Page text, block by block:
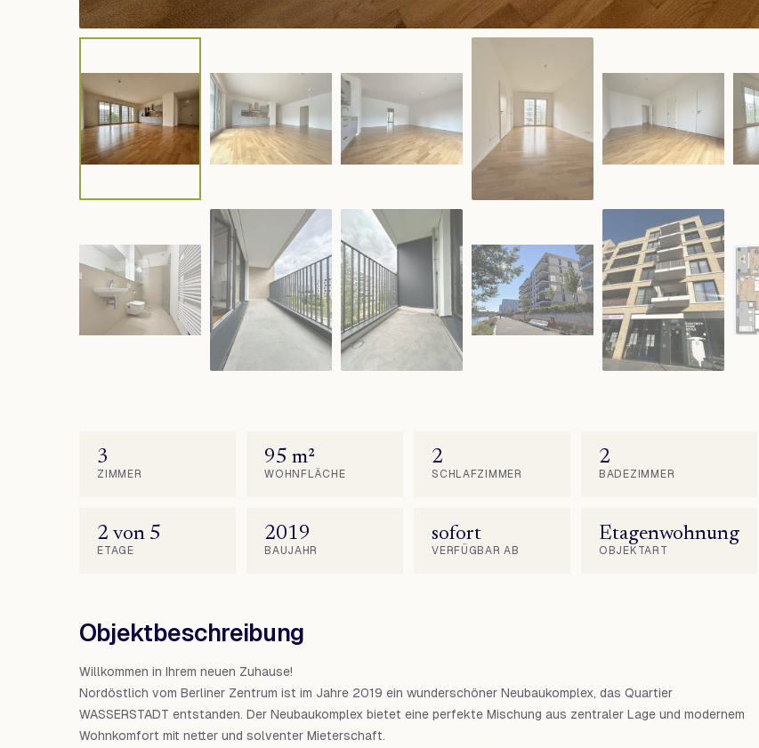
3
ZIMMER
95 m²
WOHNFLÄCHE
2
SCHLAFZIMMER
2
BADEZIMMER
2 von 5
ETAGE
2019
BAUJAHR
sofort
VERFÜGBAR AB
Etagenwohnung
OBJEKTART
Objektbeschreibung
Willkommen in Ihrem neuen Zuhause!
Nordöstlich vom Berliner Zentrum ist im Jahre 2019 ein wunderschöner Neubaukomplex, das Quartier
WASSERSTADT entstanden. Der Neubaukomplex bietet eine perfekte Mischung aus zentraler Lage und modernem
Wohnkomfort mit netter und solventer Mieterschaft.